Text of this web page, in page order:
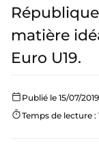
matière
Euro U19.
Publié le 15/07/2019
Temps de lecture :